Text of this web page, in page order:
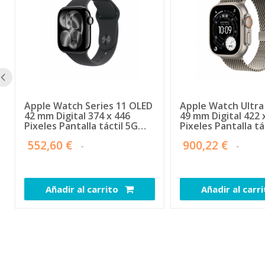
Apple Watch Series 11 OLED
42 mm Digital 374 x 446
Pixeles Pantalla táctil 5G
552,60 €
Añadir al carrito
Apple Watch Ultra
49 mm Digital 422
Pixeles Pantalla
900,22 €
Añadir al